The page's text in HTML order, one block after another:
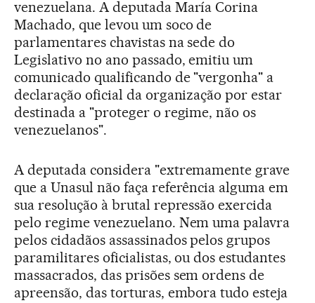
venezuelana. A deputada María Corina
Machado, que levou um soco de
parlamentares chavistas na sede do
Legislativo no ano passado, emitiu um
comunicado qualificando de "vergonha" a
declaração oficial da organização por estar
destinada a "proteger o regime, não os
venezuelanos".
A deputada considera "extremamente grave
que a Unasul não faça referência alguma em
sua resolução à brutal repressão exercida
pelo regime venezuelano. Nem uma palavra
pelos cidadãos assassinados pelos grupos
paramilitares oficialistas, ou dos estudantes
massacrados, das prisões sem ordens de
apreensão, das torturas, embora tudo esteja